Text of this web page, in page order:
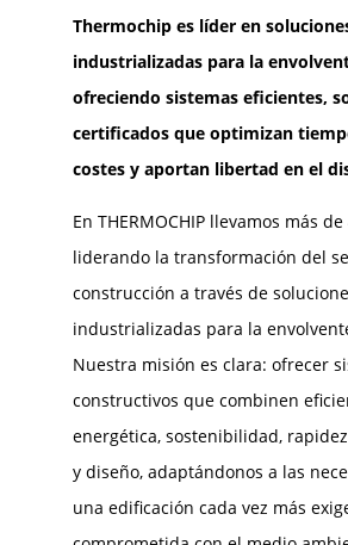
Thermochip es líder en
industrializadas para la
ofreciendo sistemas eficientes,
certificados que optimizan
costes y aportan libertad en el
En THERMOCHIP llevamos más
liderando la transformación del
construcción a través de
industrializadas para la
Nuestra misión es clara: ofrecer
constructivos que combinen
energética, sostenibilidad,
y diseño, adaptándonos a las
una edificación cada vez más